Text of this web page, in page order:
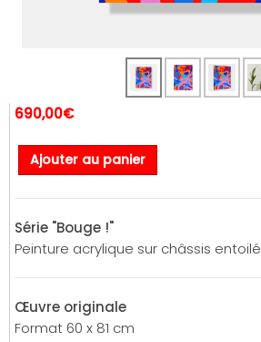
690,00€
Ajouter au panier
Série "Bouge !"
Peinture acrylique sur châssis entoilé
Œuvre originale
Format 60 x 81 cm